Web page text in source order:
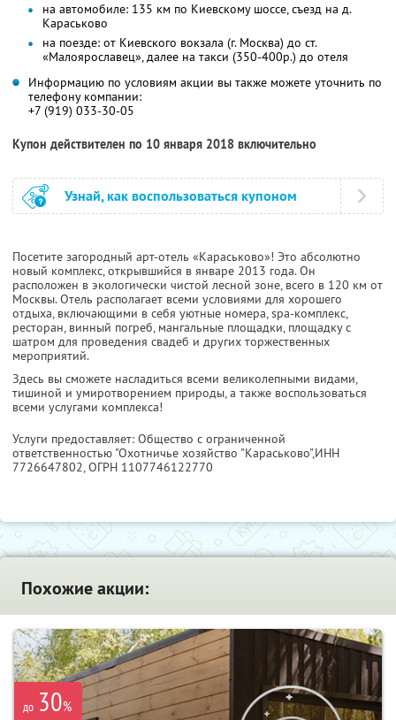
на автомобиле: 135 км по Киевскому шоссе, съезд на д.
Караськово
на поезде: от Киевского вокзала (г. Москва) до ст.
«Малоярославец», далее на такси (350-400р.) до отеля
Информацию по условиям акции вы также можете уточнить по
телефону компании:
+7 (919) 033-30-05
Купон действителен по 10 января 2018 включительно
Узнай, как воспользоваться купоном
Посетите загородный арт-отель «Караськово»! Это абсолютно
новый комплекс, открывшийся в январе 2013 года. Он
расположен в экологически чистой лесной зоне, всего в 120 км от
Москвы. Отель располагает всеми условиями для хорошего
отдыха, включающими в себя уютные номера, spa-комплекс,
ресторан, винный погреб, мангальные площадки, площадку с
шатром для проведения свадеб и других торжественных
мероприятий.
Здесь вы сможете насладиться всеми великолепными видами,
тишиной и умиротворением природы, а также воспользоваться
всеми услугами комплекса!
Услуги предоставляет: Общество с ограниченной
ответственностью "Охотничье хозяйство "Караськово",ИНН
7726647802, ОГРН 1107746122770
Похожие акции:
до 30%